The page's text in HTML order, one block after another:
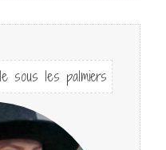
sous les palmiers